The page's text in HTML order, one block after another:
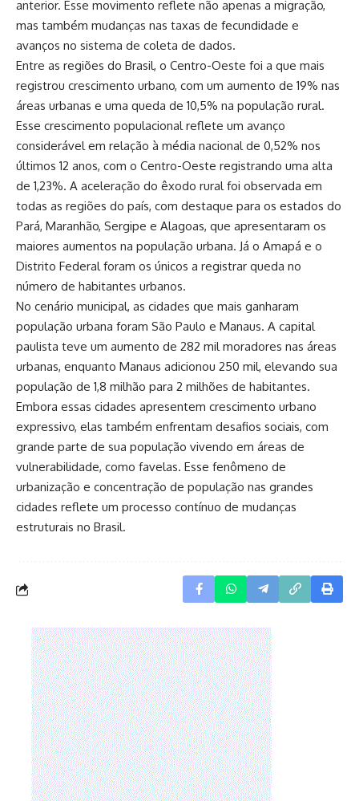
anterior. Esse movimento reflete não apenas a migração,
mas também mudanças nas taxas de fecundidade e
avanços no sistema de coleta de dados.
Entre as regiões do Brasil, o Centro-Oeste foi a que mais
registrou crescimento urbano, com um aumento de 19% nas
áreas urbanas e uma queda de 10,5% na população rural.
Esse crescimento populacional reflete um avanço
considerável em relação à média nacional de 0,52% nos
últimos 12 anos, com o Centro-Oeste registrando uma alta
de 1,23%. A aceleração do êxodo rural foi observada em
todas as regiões do país, com destaque para os estados do
Pará, Maranhão, Sergipe e Alagoas, que apresentaram os
maiores aumentos na população urbana. Já o Amapá e o
Distrito Federal foram os únicos a registrar queda no
número de habitantes urbanos.
No cenário municipal, as cidades que mais ganharam
população urbana foram São Paulo e Manaus. A capital
paulista teve um aumento de 282 mil moradores nas áreas
urbanas, enquanto Manaus adicionou 250 mil, elevando sua
população de 1,8 milhão para 2 milhões de habitantes.
Embora essas cidades apresentem crescimento urbano
expressivo, elas também enfrentam desafios sociais, com
grande parte de sua população vivendo em áreas de
vulnerabilidade, como favelas. Esse fenômeno de
urbanização e concentração de população nas grandes
cidades reflete um processo contínuo de mudanças
estruturais no Brasil.